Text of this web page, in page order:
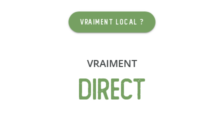
VRAIMENT LOCAL ?
VRAIMENT
DIRECT